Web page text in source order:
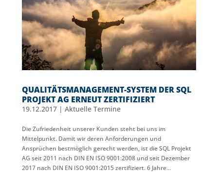
QUALITÄTSMANAGEMENT-SYSTEM DER SQL
PROJEKT AG ERNEUT ZERTIFIZIERT
19.12.2017| Aktuelle Termine
Die Zufriedenheit unserer Kunden steht bei uns im
Mittelpunkt. Damit wir deren Anforderungen und
Ansprüchen bestmöglich gerecht werden, ist die SQL Projekt
AG seit 2011 nach DIN EN ISO 9001:2008 und seit Dezember
2017 nach DIN EN ISO 9001:2015 zertifiziert. 6 Jahre...